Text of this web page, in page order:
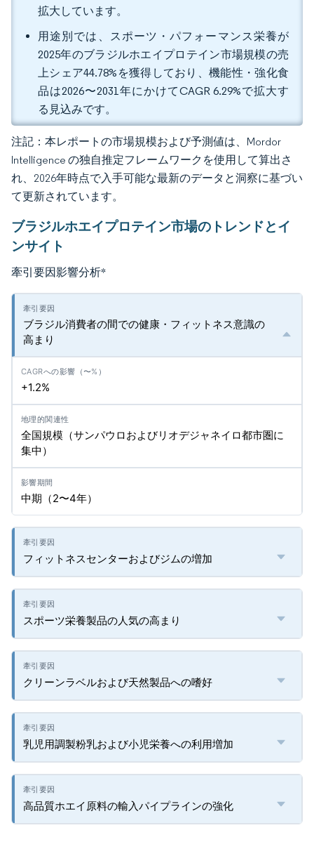
拡大しています。
用途別では、スポーツ・パフォーマンス栄養が
2025年のブラジルホエイプロテイン市場規模の売
上シェア44.78%を獲得しており、機能性・強化食
品は2026〜2031年にかけてCAGR 6.29%で拡大す
る見込みです。
注記：本レポートの市場規模および予測値は、Mordor
Intelligence の独自推定フレームワークを使用して算出さ
れ、2026年時点で入手可能な最新のデータと洞察に基づい
て更新されています。
ブラジルホエイプロテイン市場のトレンドとイ
ンサイト
牽引要因影響分析*
ブラジル消費者の間での健康・フィットネス意識の
高まり
+1.2%
全国規模（サンパウロおよびリオデジャネイロ都市圏に
集中）
中期（2〜4年）
フィットネスセンターおよびジムの増加
スポーツ栄養製品の人気の高まり
クリーンラベルおよび天然製品への嗜好
乳児用調製粉乳および小児栄養への利用増加
高品質ホエイ原料の輸入パイプラインの強化